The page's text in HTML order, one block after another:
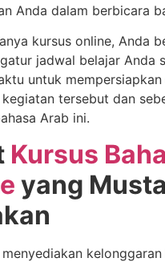
Anda dalam berbicara
kursus online, Anda
jadwal belajar Anda
untuk
tersebut dan
Arab ini.
Kursus
yang